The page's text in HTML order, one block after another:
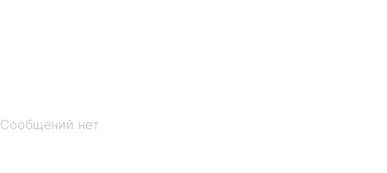
Сообщений нет